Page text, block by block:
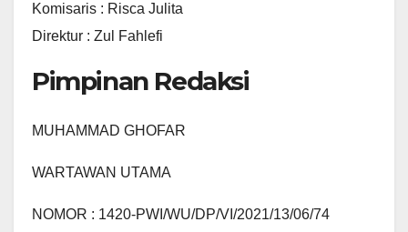
Komisaris : Risca Julita
Direktur : Zul Fahlefi
Pimpinan Redaksi
MUHAMMAD GHOFAR
WARTAWAN UTAMA
NOMOR : 1420-PWI/WU/DP/VI/2021/13/06/74